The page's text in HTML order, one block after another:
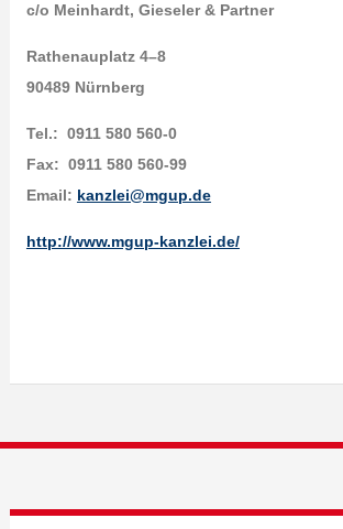
c/o Meinhardt, Gieseler & Partner
Rathenauplatz 4–8
90489 Nürnberg
Tel.: 0911 580 560-0
Fax: 0911 580 560-99
Email: kanzlei@mgup.de
http://www.mgup-kanzlei.de/